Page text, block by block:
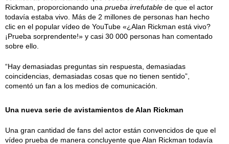
Rickman, proporcionando una prueba irrefutable de que el actor
todavía estaba vivo. Más de 2 millones de personas han hecho
clic en el popular vídeo de YouTube «¿Alan Rickman está vivo?
¡Prueba sorprendente!» y casi 30 000 personas han comentado
sobre ello.
“Hay demasiadas preguntas sin respuesta, demasiadas
coincidencias, demasiadas cosas que no tienen sentido”,
comentó un fan a los medios de comunicación.
Una nueva serie de avistamientos de Alan Rickman
Una gran cantidad de fans del actor están convencidos de que el
vídeo prueba de manera concluyente que Alan Rickman todavía